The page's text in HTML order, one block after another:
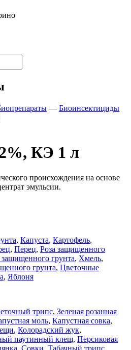
— Биоинсектициды
КЭ 1 л
происхождения на основе
эмульсии.
, Капуста, Картофель,
, Перец, Роза защищенного
грунта, Хмель,
грунта, Цветочные
, Яблоня
трипс, Зеленая розанная
моль, Капустная совка,
, Колорадский жук,
паутинный клещ, Персиковая
, Совки, Табачный трипс,